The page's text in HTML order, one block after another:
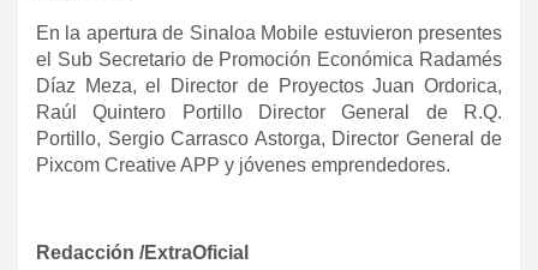
En la apertura de Sinaloa Mobile estuvieron presentes
el Sub Secretario de Promoción Económica Radamés
Díaz Meza, el Director de Proyectos Juan Ordorica,
Raúl Quintero Portillo Director General de R.Q.
Portillo, Sergio Carrasco Astorga, Director General de
Pixcom Creative APP y jóvenes emprendedores.
Redacción /ExtraOficial